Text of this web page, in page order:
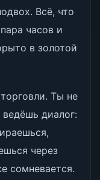
Всё, что
часов и
в золотой
Ты не
диалог:
через
сомневается.